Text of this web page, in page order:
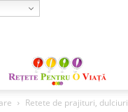
Retete de prajituri,